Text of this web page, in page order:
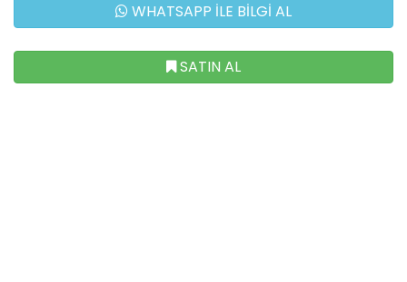
WHATSAPP İLE BİLGİ AL
SATIN AL